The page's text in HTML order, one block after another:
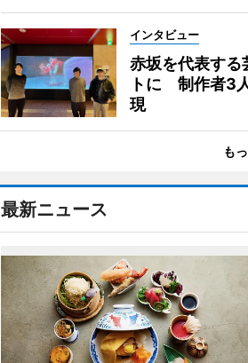
インタビュー
赤坂を代表する
トに 制作者3
現
も
最新ニュース